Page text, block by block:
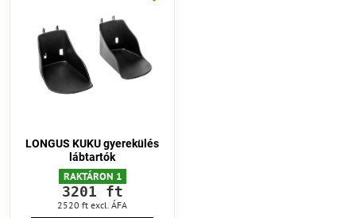
LONGUS KUKU gyerekülés
lábtartók
RAKTÁRON 1
3201 ft
2520 ft excl. ÁFA